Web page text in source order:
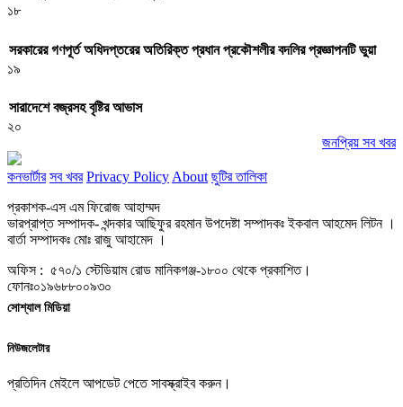
১৮
সরকারের গণপূর্ত অধিদপ্তরের অতিরিক্ত প্রধান প্রকৌশলীর বদলির প্রজ্ঞাপনটি ভুয়া
১৯
সারাদেশে বজ্রসহ বৃষ্টির আভাস
২০
জনপ্রিয় সব খবর
কনভার্টার সব খবর Privacy Policy About ছুটির তালিকা
প্রকাশক-এস এম ফিরোজ আহাম্মদ
ভারপ্রাপ্ত সম্পাদক- খন্দকার আছিফুর রহমান উপদেষ্টা সম্পাদকঃ ইকবাল আহমেদ লিটন ।
বার্তা সম্পাদকঃ মোঃ রাজু আহামেদ ।
অফিস : ৫৭০/১ স্টেডিয়াম রোড মানিকগঞ্জ-১৮০০ থেকে প্রকাশিত।
ফোনঃ০১৯৬৮৮০০৯৩০
সোশ্যাল মিডিয়া
নিউজলেটার
প্রতিদিন মেইলে আপডেট পেতে সাবস্ক্রাইব করুন।